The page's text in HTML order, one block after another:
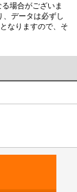
場合がございま
、データは必ずし
なりますので、そ